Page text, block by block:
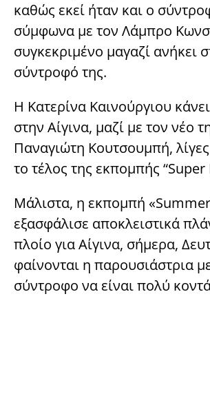
καθώς εκεί ήταν και ο
σύμφωνα με τον Λάμπρο
συγκεκριμένο μαγαζί ανήκει
σύντροφό της.
Η Κατερίνα Καινούργιου
στην Αίγινα, μαζί με τον νέο
Παναγιώτη Κουτσουμπή,
το τέλος της εκπομπής “Super
Μάλιστα, η εκπομπή
εξασφάλισε αποκλειστικά
πλοίο για Αίγινα, σήμερα,
φαίνονται η παρουσιάστρια
σύντροφο να είναι πολύ